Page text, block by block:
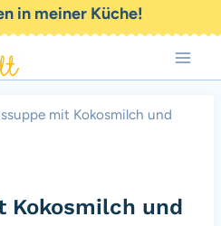
in meiner Küche!
mit Kokosmilch und
Kokosmilch und